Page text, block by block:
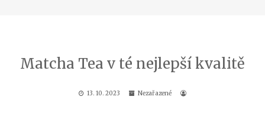
Matcha Tea v té nejlepší kvalitě
13. 10. 2023 Nezařazené